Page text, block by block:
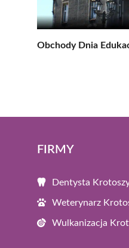
Obchody Dnia
FIRMY
Dentysta
Weterynarz
Wulkanizacja